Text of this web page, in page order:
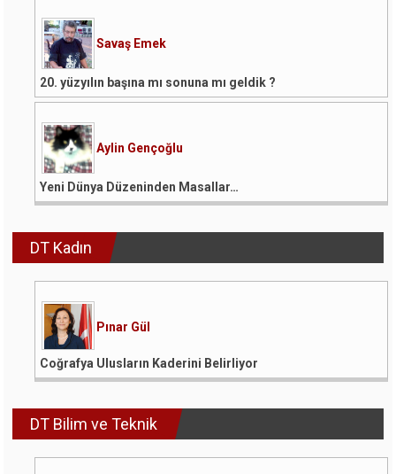
Savaş Emek
20. yüzyılın başına mı sonuna mı geldik ?
Aylin Gençoğlu
Yeni Dünya Düzeninden Masallar…
DT Kadın
Pınar Gül
Coğrafya Ulusların Kaderini Belirliyor
DT Bilim ve Teknik